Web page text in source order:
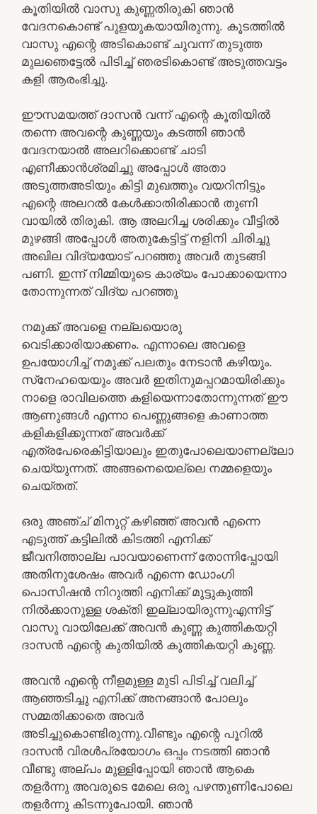
കൂതിയില്‍ വാസു കുണ്ണതിരുകി ഞാന്‍
വേദനകൊണ്ട് പുളയുകയായിരുന്നു. കൂടത്തില്‍
വാസു എന്റെ അടികൊണ്ട് ചുവന്ന് തുടുത്ത
മുലഞെട്ടേല്‍ പിടിച്ച് ഞരടികൊണ്ട് അടുത്തവട്ടം
കളി ആരംഭിച്ചു.
ഈസമയത്ത് ദാസന്‍ വന്ന് എന്റെ കൂതിയില്‍
തന്നെ അവന്റെ കുണ്ണയും കടത്തി ഞാന്‍
വേദനയാല്‍ അലറിക്കൊണ്ട് ചാടി
എണീക്കാന്‍ശ്രമിച്ചു അപ്പോള്‍ അതാ
അടുത്തഅടിയും കിട്ടി മുഖത്തും വയറിനിട്ടും
എന്റെ അലറല്‍ കേള്‍ക്കാതിരിക്കാന്‍ തുണി
വായില്‍ തിരുകി. ആ അലറിച്ച ശരിക്കും വീട്ടില്‍
മുഴങ്ങി അപ്പോള്‍ അതുകേട്ടിട്ട് നളിനി ചിരിച്ചു
അഖില വിദ്യയോട് പറഞ്ഞു അവര്‍ തുടങ്ങി
പണി. ഇന്ന് നിമ്മിയുടെ കാര്യം പോക്കായെന്നാ
തോന്നുന്നത് വിദ്യ പറഞ്ഞു
നമുക്ക് അവളെ നല്ലയൊരു
വെടിക്കാരിയാക്കണം. എന്നാലെ അവളെ
ഉപയോഗിച്ച് നമുക്ക് പലതും നേടാന്‍ കഴിയും.
സ്‌നേഹയെയും അവര്‍ ഇതിനുമപ്പറമായിരിക്കും
നാളെ രാവിലത്തെ കളിയെന്നാതോന്നുന്നത് ഈ
ആണുങ്ങള്‍ എന്നാ പെണ്ണുങ്ങളെ കാണാത്ത
കളികളിക്കുന്നത് അവര്‍ക്ക്
എത്രപേരെകിട്ടിയാലും ഇതുപോലെയാണല്ലോ
ചെയ്യുന്നത്. അങ്ങനെയെല്ലെ നമ്മളെയും
ചെയ്തത്.
ഒരു അഞ്ച് മിനുറ്റ് കഴിഞ്ഞ് അവന്‍ എന്നെ
എടുത്ത് കട്ടിലില്‍ കിടത്തി എനിക്ക്
ജീവനിത്താല്ല പാവയാണെന്ന് തോന്നിപ്പോയി
അതിനുശേഷം അവര്‍ എന്നെ ഡോംഗി
പൊസിഷന്‍ നിറുത്തി എനിക്ക് മുട്ടുകുത്തി
നില്‍ക്കാനുള്ള ശക്തി ഇല്ലായിരുന്നുഎന്നിട്ട്
വാസു വായിലേക്ക് അവന്‍ കുണ്ണ കുത്തികയറ്റി
ദാസന്‍ എന്റെ കുതിയില്‍ കുത്തികയറ്റി കുണ്ണ.
അവന്‍ എന്റെ നീളമുള്ള മുടി പിടിച്ച് വലിച്ച്
ആഞ്ഞടിച്ചു എനിക്ക് അനങ്ങാന്‍ പോലും
സമ്മതിക്കാതെ അവര്‍
അടിച്ചുകൊണ്ടിരുന്നു.വീണ്ടും എന്റെ പൂറില്‍
ദാസന്‍ വിരള്‍പ്രയോഗം ഒപ്പം നടത്തി ഞാന്‍
വീണ്ടു അല്പം മുള്ളിപ്പോയി ഞാന്‍ ആകെ
തളര്‍ന്നു അവരുടെ മേലെ ഒരു പഴന്തുണിപോലെ
തളര്‍ന്നു കിടന്നുപോയി. ഞാന്‍